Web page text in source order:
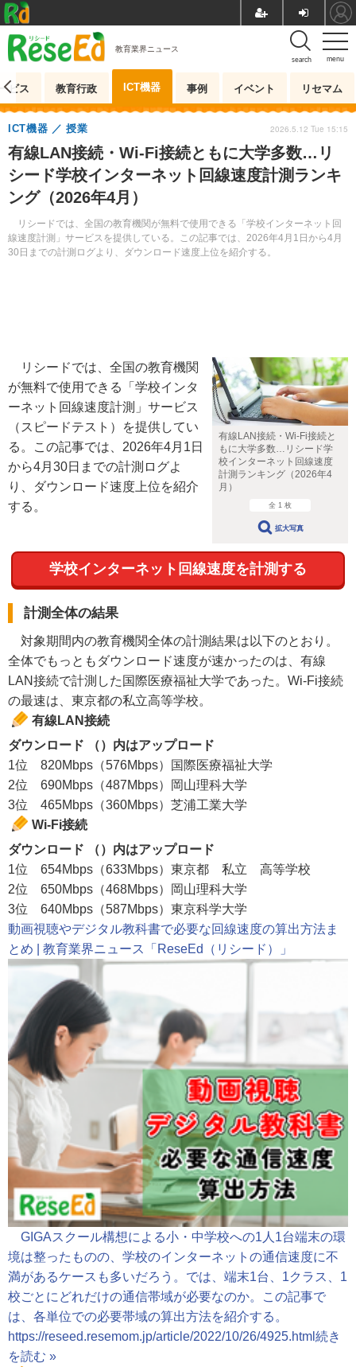
menu
search
教育業界ニュース
ビス 教育行政 ICT機器 事例 イベント リセマム
有線LAN接続・Wi-Fi接続ともに大学多数…リ
シード学校インターネット回線速度計測ランキ
ング（2026年4月）
リシードでは、全国の教育機関が無料で使用できる「学校インターネット回
線速度計測」サービスを提供している。この記事では、2026年4月1日から4月
30日までの計測ログより、ダウンロード速度上位を紹介する。
ICT機器 授業 2026.5.12 Tue 15:15
有線LAN接続・Wi-Fi接続と
もに大学多数…リシード学
校インターネット回線速度
計測ランキング（2026年4
月）
全 1 枚
拡大写真
リシードでは、全国の教育機関
が無料で使用できる「学校インタ
ーネット回線速度計測」サービス
（スピードテスト）を提供してい
る。この記事では、2026年4月1日
から4月30日までの計測ログよ
り、ダウンロード速度上位を紹介
する。
学校インターネット回線速度を計測する
計測全体の結果
対象期間内の教育機関全体の計測結果は以下のとおり。
全体でもっともダウンロード速度が速かったのは、有線
LAN接続で計測した国際医療福祉大学であった。Wi-Fi接続
の最速は、東京都の私立高等学校。
有線LAN接続
ダウンロード （）内はアップロード
1位 820Mbps（576Mbps）国際医療福祉大学
2位 690Mbps（487Mbps）岡山理科大学
3位 465Mbps（360Mbps）芝浦工業大学
Wi-Fi接続
ダウンロード （）内はアップロード
1位 654Mbps（633Mbps）東京都 私立 高等学校
2位 650Mbps（468Mbps）岡山理科大学
3位 640Mbps（587Mbps）東京科学大学
動画視聴やデジタル教科書で必要な回線速度の算出方法ま
とめ | 教育業界ニュース「ReseEd（リシード）」
GIGAスクール構想による小・中学校への1人1台端末の環
境は整ったものの、学校のインターネットの通信速度に不
満があるケースも多いだろう。では、端末1台、1クラス、1
校ごとにどれだけの通信帯域が必要なのか。この記事で
は、各単位での必要帯域の算出方法を紹介する。
https://reseed.resemom.jp/article/2022/10/26/4925.html 続き
を読む »